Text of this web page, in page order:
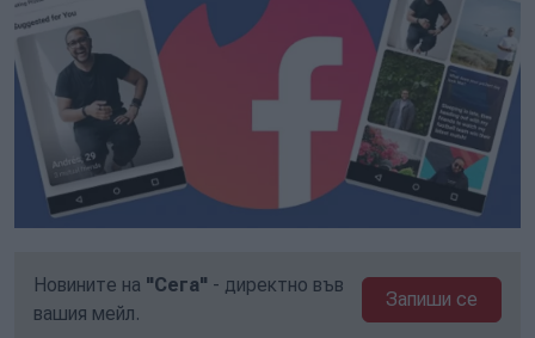
Новините на "Сега" - директно във
вашия мейл.
Запиши се